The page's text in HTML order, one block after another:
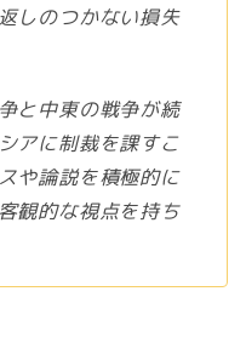
しのつかない損失
と中東の戦争が続
アに制裁を課すこ
や論説を積極的に
観的な視点を持ち